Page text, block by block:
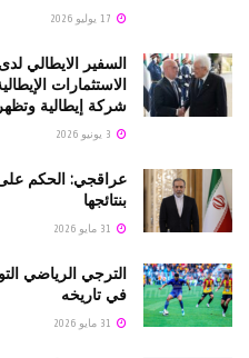
السفير الايطالي
شركة إيطالية
عراقجي: الحكم
بنتائجها
في تاريخه